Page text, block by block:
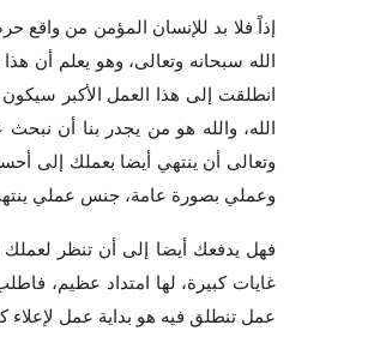
إذاً فلا بد للإنسان المؤمن من
الله سبحانه وتعالى، وهو يعلم أن
انطلقت إلى هذا العمل الأكبر
الله، والله هو من يجدر بنا أن
وتعالى أن ينتهي أيضا بعملك إلى
وعملي بصورة عامة، جنس عملي
فهل يدفعك أيضا إلى أن تنظر لعملك
غايات كبيرة، لها امتداد عظيم،
عمل تنطلق فيه هو بداية عمل لإعلاء